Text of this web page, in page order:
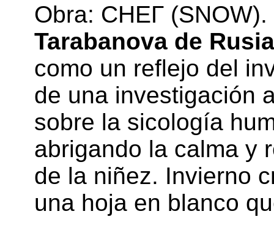
Obra: СНЕГ
Tarabanova de Rusia
como un reflejo del
de una investigación
sobre la sicología
abrigando la calma y
de la niñez. Invierno
una hoja en blanco